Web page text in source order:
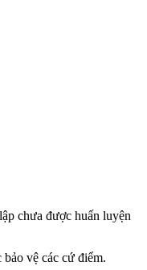
chưa được huấn luyện
vệ các cứ điểm.